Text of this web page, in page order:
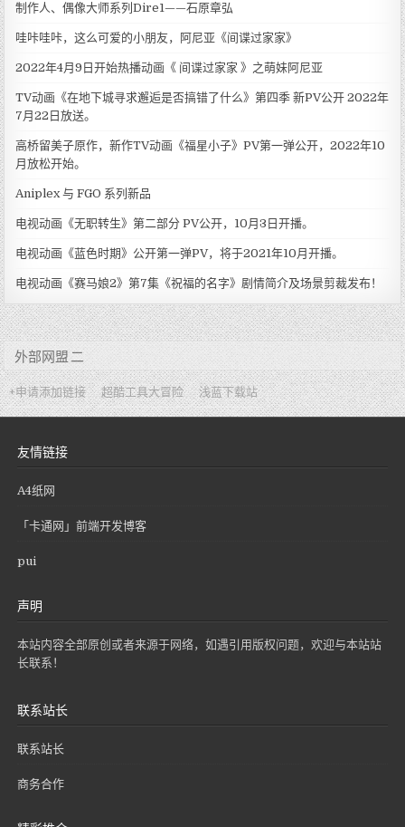
制作人、偶像大师系列Dire1——石原章弘
哇咔哇咔，这么可爱的小朋友，阿尼亚《间谍过家家》
2022年4月9日开始热播动画《 间谍过家家 》之萌妹阿尼亚
TV动画《在地下城寻求邂逅是否搞错了什么》第四季 新PV公开 2022年
7月22日放送。
高桥留美子原作，新作TV动画《福星小子》PV第一弹公开，2022年10
月放松开始。
Aniplex 与 FGO 系列新品
电视动画《无职转生》第二部分 PV公开，10月3日开播。
电视动画《蓝色时期》公开第一弹PV，将于2021年10月开播。
电视动画《赛马娘2》第7集《祝福的名字》剧情简介及场景剪裁发布！
外部网盟 二
+申请添加链接 超酷工具大冒险 浅蓝下载站
友情链接
A4纸网
「卡通网」前端开发博客
pui
声明
本站内容全部原创或者来源于网络，如遇引用版权问题，欢迎与本站站
长联系！
联系站长
联系站长
商务合作